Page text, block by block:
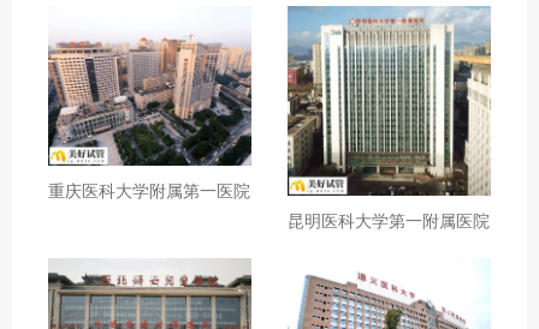
重庆医科大学附属第一医院
昆明医科大学第一附属医院